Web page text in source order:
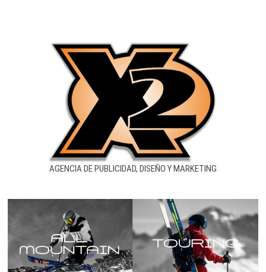
AGENCIA DE PUBLICIDAD, DISEÑO Y MARKETING